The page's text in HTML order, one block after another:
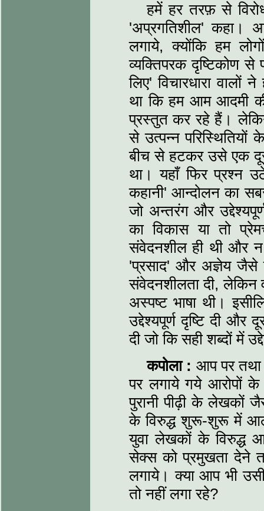
हमें हर तरफ़ से विरोध
'अप्रगतिशील' कहा।
लगाये, क्योंकि हम
व्यक्तिपरक दृष्टिकोण
लिए' विचारधारा
था कि हम आम आदमी
प्रस्तुत कर रहे हैं। लेकिन
से उत्पन्न परिस्थितियों
बीच से हटकर उसे एक
था। यहाँ फिर प्रश्न
कहानी' आन्दोलन का
जो अन्तरंग और
का विकास या तो
संवेदनशील ही थी और न
'प्रसाद' और अज्ञेय जैसे
संवेदनशीलता दी, लेकिन
अस्पष्ट भाषा थी।
उद्देश्यपूर्ण दृष्टि दी
दी जो कि सही शब्दों में
कपोला : आप पर तथा
पर लगाये गये आरोपों
पुरानी पीढ़ी के
के विरुद्ध शुरू-शुरू में
युवा लेखकों के
सेक्स को प्रमुखता देने
लगाये। क्या आप भी
तो नहीं लगा रहे?